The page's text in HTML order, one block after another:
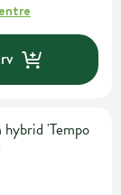
'Tempo